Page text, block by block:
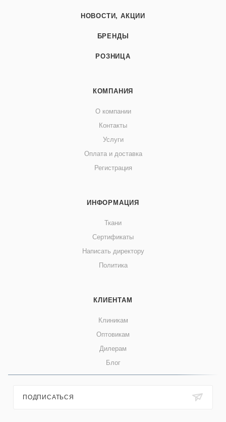
НОВОСТИ, АКЦИИ
БРЕНДЫ
РОЗНИЦА
КОМПАНИЯ
О компании
Контакты
Услуги
Оплата и доставка
Регистрация
ИНФОРМАЦИЯ
Ткани
Сертификаты
Написать директору
Политика
КЛИЕНТАМ
Клиникам
Оптовикам
Дилерам
Блог
ПОДПИСАТЬСЯ